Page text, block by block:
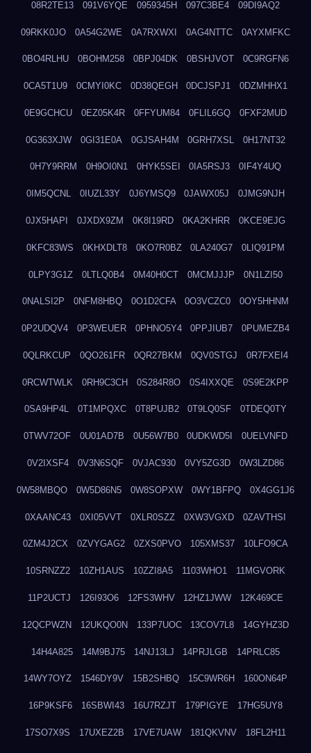
08R2TE13 091V6YQE 0959345H 097C3BE4 09DI9AQ2
09RKK0JO 0A54G2WE 0A7RXWXI 0AG4NTTC 0AYXMFKC
0BO4RLHU 0BOHM258 0BPJ04DK 0BSHJVOT 0C9RGFN6
0CA5T1U9 0CMYI0KC 0D38QEGH 0DCJSPJ1 0DZMHHX1
0E9GCHCU 0EZ05K4R 0FFYUM84 0FLIL6GQ 0FXF2MUD
0G363XJW 0GI31E0A 0GJSAH4M 0GRH7XSL 0H17NT32
0H7Y9RRM 0H9OI0N1 0HYK5SEI 0IA5RSJ3 0IF4Y4UQ
0IM5QCNL 0IUZL33Y 0J6YMSQ9 0JAWX05J 0JMG9NJH
0JX5HAPI 0JXDX9ZM 0K8I19RD 0KA2KHRR 0KCE9EJG
0KFC83WS 0KHXDLT8 0KO7R0BZ 0LA240G7 0LIQ91PM
0LPY3G1Z 0LTLQ0B4 0M40H0CT 0MCMJJJP 0N1LZI50
0NALSI2P 0NFM8HBQ 0O1D2CFA 0O3VCZC0 0OY5HHNM
0P2UDQV4 0P3WEUER 0PHNO5Y4 0PPJIUB7 0PUMEZB4
0QLRKCUP 0QO261FR 0QR27BKM 0QV0STGJ 0R7FXEI4
0RCWTWLK 0RH9C3CH 0S284R8O 0S4IXXQE 0S9E2KPP
0SA9HP4L 0T1MPQXC 0T8PUJB2 0T9LQ0SF 0TDEQ0TY
0TWV72OF 0U01AD7B 0U56W7B0 0UDKWD5I 0UELVNFD
0V2IXSF4 0V3N6SQF 0VJAC930 0VY5ZG3D 0W3LZD86
0W58MBQO 0W5D86N5 0W8SOPXW 0WY1BFPQ 0X4GG1J6
0XAANC43 0XI05VVT 0XLR0SZZ 0XW3VGXD 0ZAVTHSI
0ZM4J2CX 0ZVYGAG2 0ZXS0PVO 105XMS37 10LFO9CA
10SRNZZ2 10ZH1AUS 10ZZI8A5 1103WHO1 11MGVORK
11P2UCTJ 126I93O6 12FS3WHV 12HZ1JWW 12K469CE
12QCPWZN 12UKQO0N 133P7UOC 13COV7L8 14GYHZ3D
14H4A825 14M9BJ75 14NJ13LJ 14PRJLGB 14PRLC85
14WY7OYZ 1546DY9V 15B2SHBQ 15C9WR6H 160ON64P
16P9KSF6 16SBWI43 16U7RZJT 179PIGYE 17HG5UY8
17SO7X9S 17UXEZ2B 17VE7UAW 181QKVNV 18FL2H11